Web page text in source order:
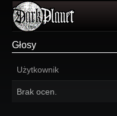
Wydarzenia
Głosy
Użytkownik
Brak ocen.